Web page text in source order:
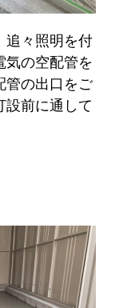
追々照明を付
気の空配管を
管の出口をご
設前に通して